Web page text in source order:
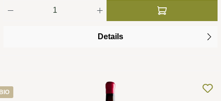
Produkt Anzahl: Gib den gewünschten
Details